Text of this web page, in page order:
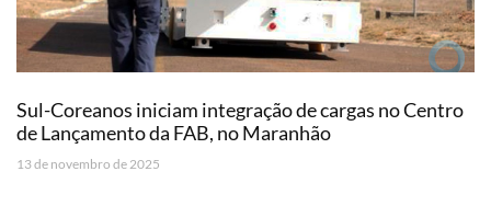
Sul-Coreanos iniciam integração de cargas no Centro
de Lançamento da FAB, no Maranhão
13 de novembro de 2025